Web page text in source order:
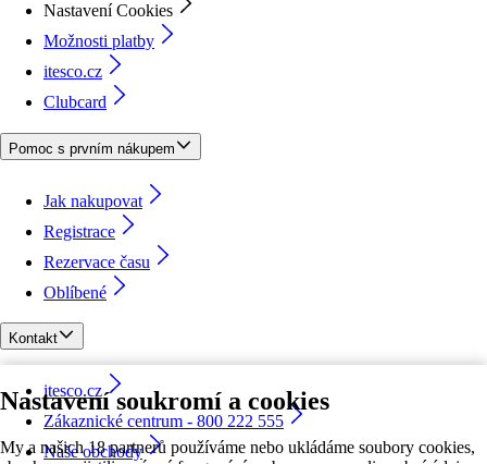
Nastavení soukromí a cookies
My a našich 18 partnerů používáme nebo ukládáme soubory cookies,
Nastavení Cookies
Možnosti platby
itesco.cz
Clubcard
Pomoc s prvním nákupem
Jak nakupovat
Registrace
Rezervace času
Oblíbené
Kontakt
itesco.cz
Zákaznické centrum - 800 222 555
Naše obchody